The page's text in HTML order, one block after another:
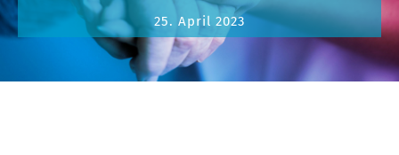
25. April 2023